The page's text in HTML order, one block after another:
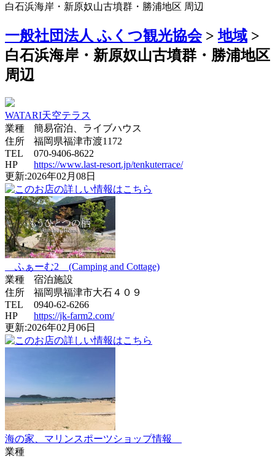
白石浜海岸・新原奴山古墳群・勝浦地区 周辺
一般社団法人 ふくつ観光協会>地域 >
白石浜海岸・新原奴山古墳群・勝浦地区
周辺
WATARI天空テラス
業種
簡易宿泊、ライブハウス
住所
福岡県福津市渡1172
TEL
070-9406-8622
HP
https://www.last-resort.jp/tenkuterrace/
更新:2026年02月08日
ふぁーむ2 (Camping and Cottage)
業種
宿泊施設
住所
福岡県福津市大石４０９
TEL
0940-62-6266
HP
https://jk-farm2.com/
更新:2026年02月06日
海の家、マリンスポーツショップ情報
業種